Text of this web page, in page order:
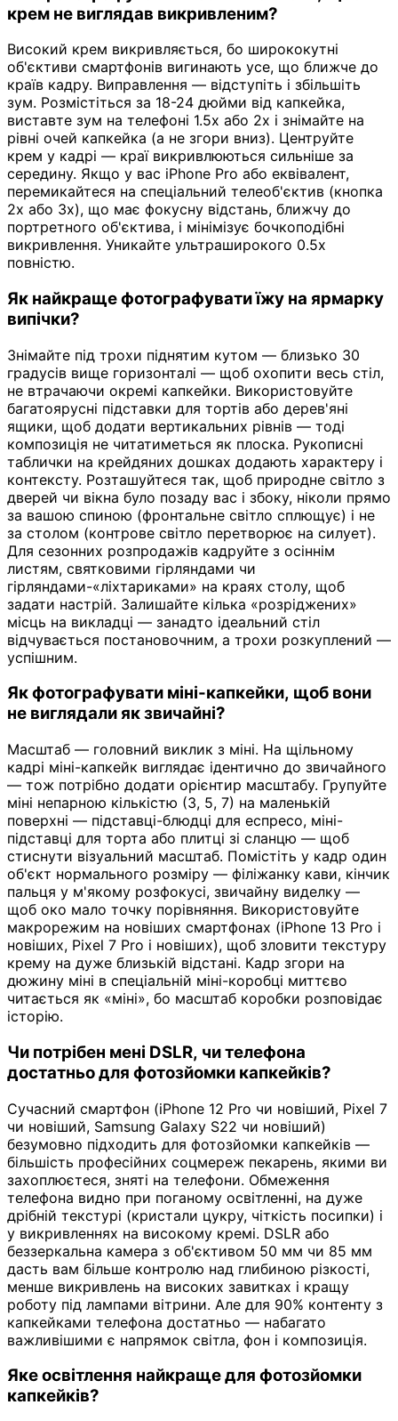
крем не виглядав викривленим?
Високий крем викривляється, бо ширококутні
об'єктиви смартфонів вигинають усе, що ближче до
країв кадру. Виправлення — відступіть і збільшіть
зум. Розмістіться за 18-24 дюйми від капкейка,
виставте зум на телефоні 1.5x або 2x і знімайте на
рівні очей капкейка (а не згори вниз). Центруйте
крем у кадрі — краї викривлюються сильніше за
середину. Якщо у вас iPhone Pro або еквівалент,
перемикайтеся на спеціальний телеоб'єктив (кнопка
2x або 3x), що має фокусну відстань, ближчу до
портретного об'єктива, і мінімізує бочкоподібні
викривлення. Уникайте ультраширокого 0.5x
повністю.
Як найкраще фотографувати їжу на ярмарку
випічки?
Знімайте під трохи піднятим кутом — близько 30
градусів вище горизонталі — щоб охопити весь стіл,
не втрачаючи окремі капкейки. Використовуйте
багатоярусні підставки для тортів або дерев'яні
ящики, щоб додати вертикальних рівнів — тоді
композиція не читатиметься як плоска. Рукописні
таблички на крейдяних дошках додають характеру і
контексту. Розташуйтеся так, щоб природне світло з
дверей чи вікна було позаду вас і збоку, ніколи прямо
за вашою спиною (фронтальне світло сплющує) і не
за столом (контрове світло перетворює на силует).
Для сезонних розпродажів кадруйте з осіннім
листям, святковими гірляндами чи
гірляндами-«ліхтариками» на краях столу, щоб
задати настрій. Залишайте кілька «розріджених»
місць на викладці — занадто ідеальний стіл
відчувається постановочним, а трохи розкуплений —
успішним.
Як фотографувати міні-капкейки, щоб вони
не виглядали як звичайні?
Масштаб — головний виклик з міні. На щільному
кадрі міні-капкейк виглядає ідентично до звичайного
— тож потрібно додати орієнтир масштабу. Групуйте
міні непарною кількістю (3, 5, 7) на маленькій
поверхні — підставці-блюдці для еспресо, міні-
підставці для торта або плитці зі сланцю — щоб
стиснути візуальний масштаб. Помістіть у кадр один
об'єкт нормального розміру — філіжанку кави, кінчик
пальця у м'якому розфокусі, звичайну виделку —
щоб око мало точку порівняння. Використовуйте
макрорежим на новіших смартфонах (iPhone 13 Pro і
новіших, Pixel 7 Pro і новіших), щоб зловити текстуру
крему на дуже близькій відстані. Кадр згори на
дюжину міні в спеціальній міні-коробці миттєво
читається як «міні», бо масштаб коробки розповідає
історію.
Чи потрібен мені DSLR, чи телефона
достатньо для фотозйомки капкейків?
Сучасний смартфон (iPhone 12 Pro чи новіший, Pixel 7
чи новіший, Samsung Galaxy S22 чи новіший)
безумовно підходить для фотозйомки капкейків —
більшість професійних соцмереж пекарень, якими ви
захоплюєтеся, зняті на телефони. Обмеження
телефона видно при поганому освітленні, на дуже
дрібній текстурі (кристали цукру, чіткість посипки) і
у викривленнях на високому кремі. DSLR або
беззеркальна камера з об'єктивом 50 мм чи 85 мм
дасть вам більше контролю над глибиною різкості,
менше викривлень на високих завитках і кращу
роботу під лампами вітрини. Але для 90% контенту з
капкейками телефона достатньо — набагато
важливішими є напрямок світла, фон і композиція.
Яке освітлення найкраще для фотозйомки
капкейків?